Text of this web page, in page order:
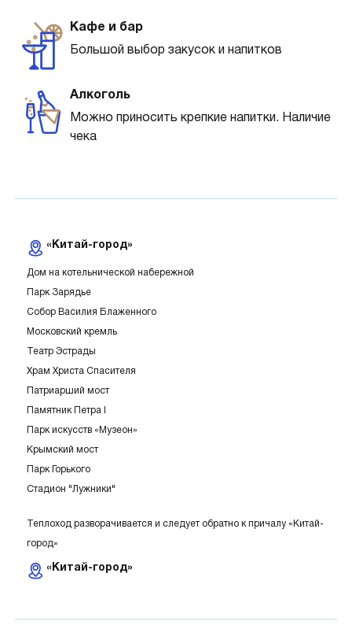
Кафе и бар
Большой выбор закусок и напитков
Алкоголь
Можно приносить крепкие напитки. Наличие
чека
«Китай-город»
Дом на котельнической набережной
Парк Зарядье
Собор Василия Блаженного
Московский кремль
Театр Эстрады
Храм Христа Спасителя
Патриарший мост
Памятник Петра I
Парк искусств «Музеон»
Крымский мост
Парк Горького
Стадион "Лужники"
Теплоход разворачивается и следует обратно к причалу «Китай-
город»
«Китай-город»